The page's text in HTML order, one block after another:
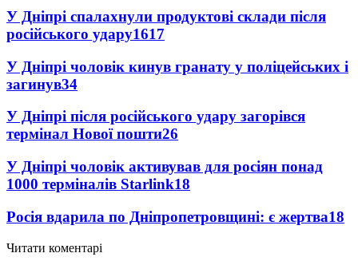
У Дніпрі спалахнули продуктові склади після
російського удару1617
У Дніпрі чоловік кинув гранату у поліцейських і
загинув34
У Дніпрі після російського удару загорівся
термінал Нової пошти26
У Дніпрі чоловік активував для росіян понад
1000 терміналів Starlink18
Росія вдарила по Дніпропетровщині: є жертва18
Читати коментарі